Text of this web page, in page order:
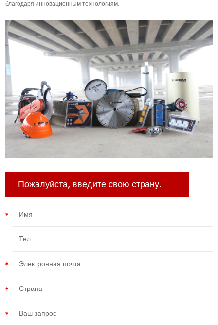
благодаря инновационным технологиям.
Пожалуйста, введите свою страну.